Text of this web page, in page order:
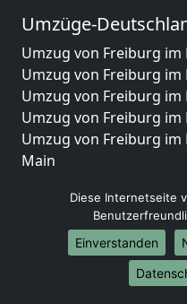
Umzüge-
Umzug von Freiburg im
Umzug von Freiburg
Umzug von Freiburg
Umzug von Freiburg im
Umzug von Freiburg
Main
Umzug von Freiburg
Umzug von Freiburg
Umzug von Freiburg
Umzug von Freiburg im
Umzug von Freiburg im
Diese Internetseite
Einverstanden